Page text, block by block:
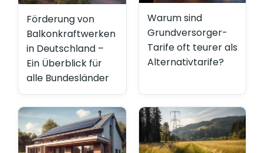
Förderung von
Balkonkraftwerken
in Deutschland –
Ein Überblick für
alle Bundesländer
Warum sind
Grundversorger-
Tarife oft teurer als
Alternativtarife?